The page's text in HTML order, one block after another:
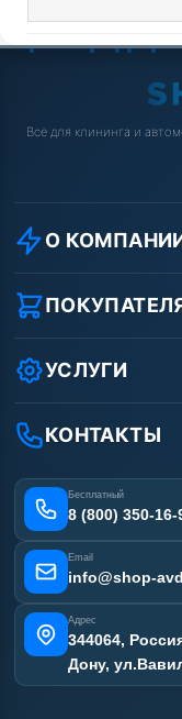
Всё для клининга и
О
О компании
Реквизиты ООО
Защита данных
Условия
Вакансии
Статьи
Как заказать?
Оплата
Доставка
Лизинг
Получить скидку
УСЛУГИ
Ремонт АВД
Сертификаты
Наши работы
Отзывы наших
Карта сайта
КОНТАКТЫ
Бесплатный
8 (800) 350-16-
Email
info@shop-
Адрес
344064,
Дону,